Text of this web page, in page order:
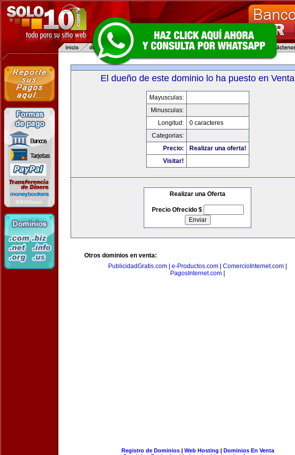
El dueño de este dominio lo ha puesto en Venta
Mayusculas:
Minusculas:
Longitud:
0 caracteres
Categorias:
Precio:
Realizar una oferta!
Visitar!
Realizar una Oferta
Precio Ofrecido $
Otros dominios en venta:
PublicidadGratis.com
e-Productos.com ComercioInternet.com
PagosInternet.com
Registro de Dominios| Web Hosting | Dominios En Venta